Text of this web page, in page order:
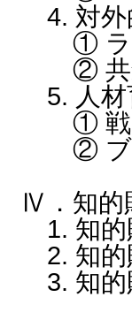
4. 対外
① ライ
② 共創
5. 人材
① 戦略
② ブラ
Ⅳ．知的
1. 知的
2. 知的
3. 知的